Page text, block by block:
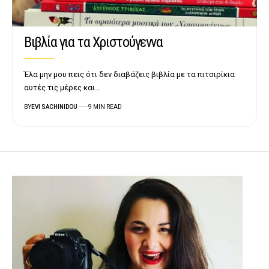
Βιβλία για τα Χριστούγεννα
Έλα μην μου πεις ότι δεν διαβάζεις βιβλία με τα πιτσιρίκια
αυτές τις μέρες και…
BYEVI SACHINIDOU 9 MIN READ